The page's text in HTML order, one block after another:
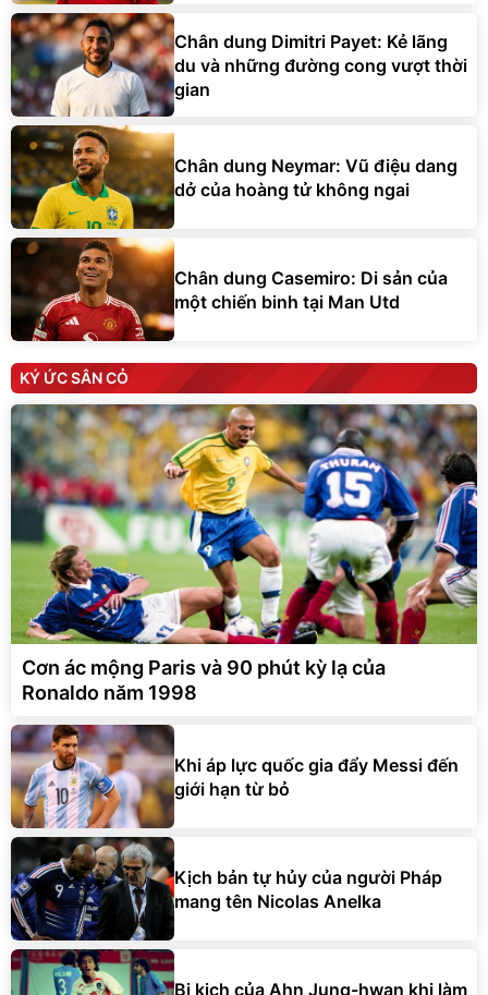
Chân dung Dimitri Payet: Kẻ lãng
du và những đường cong vượt thời
gian
Chân dung Neymar: Vũ điệu dang
dở của hoàng tử không ngai
Chân dung Casemiro: Di sản của
một chiến binh tại Man Utd
KÝ ỨC SÂN CỎ
Cơn ác mộng Paris và 90 phút kỳ lạ của
Ronaldo năm 1998
Khi áp lực quốc gia đẩy Messi đến
giới hạn từ bỏ
Kịch bản tự hủy của người Pháp
mang tên Nicolas Anelka
Bi kịch của Ahn Jung-hwan khi làm